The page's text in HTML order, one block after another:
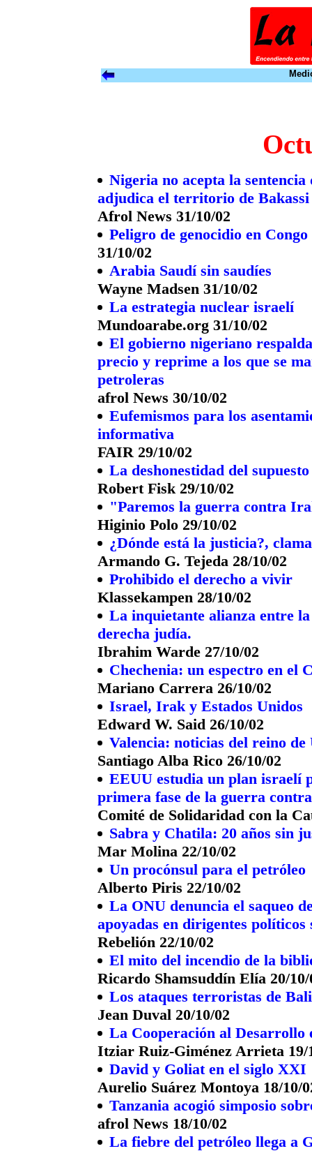
Nigeria no acepta la
adjudica el territorio de
Afrol News 31/10/02
Peligro de genocidio en
31/10/02
Arabia Saudí sin saudíes
Wayne Madsen 31/10/02
La estrategia nuclear israelí
Mundoarabe.org 31/10/02
El gobierno nigeriano
precio y reprime a los que se
petroleras
afrol News 30/10/02
Eufemismos para los
informativa
FAIR 29/10/02
La deshonestidad del
Robert Fisk 29/10/02
"Paremos la guerra contra
Higinio Polo 29/10/02
¿Dónde está la justicia?,
Armando G. Tejeda 28/10/02
Prohibido el derecho a vivir
Klassekampen 28/10/02
La inquietante alianza entre
derecha judía.
Ibrahim Warde 27/10/02
Chechenia: un espectro en el
Mariano Carrera 26/10/02
Israel, Irak y Estados Unidos
Edward W. Said 26/10/02
Valencia: noticias del reino de
Santiago Alba Rico 26/10/02
EEUU estudia un plan israelí
primera fase de la guerra
Comité de Solidaridad con la
Sabra y Chatila: 20 años sin
Mar Molina 22/10/02
Un procónsul para el petróleo
Alberto Piris 22/10/02
La ONU denuncia el saqueo
apoyadas en dirigentes políticos
Rebelión 22/10/02
El mito del incendio de la
Ricardo Shamsuddín Elía 20/10/
Los ataques terroristas de
Jean Duval 20/10/02
La Cooperación al Desarrollo
Itziar Ruiz-Giménez Arrieta 19/
David y Goliat en el siglo XXI
Aurelio Suárez Montoya 18/10/
Tanzania acogió simposio
afrol News 18/10/02
La fiebre del petróleo llega a